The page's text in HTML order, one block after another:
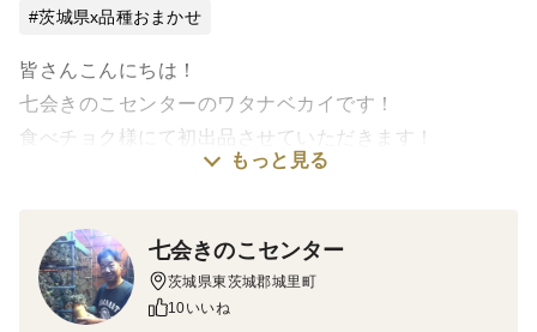
茨城県x品種おまかせ
皆さんこんにちは！
七会きのこセンターのワタナベカイです！
食べチョク様にて初出品させていただきます！
不慣れな点があるかもしれませんが、末永くよろしくお
▼自己紹介
茨城県東茨城郡城里町にて菌床きのこの生産を行ってお
もっと見る
七会きのこセンター
茨城県東茨城郡城里町
10いいね